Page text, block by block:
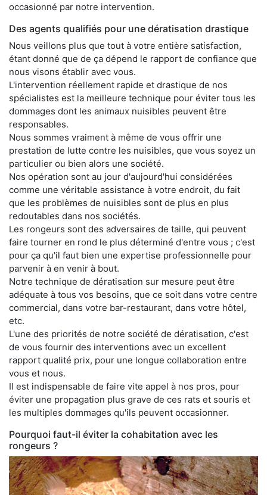
occasionné par notre intervention.
Des agents qualifiés pour une dératisation drastique
Nous veillons plus que tout à votre entière satisfaction,
étant donné que de ça dépend le rapport de confiance que
nous visons établir avec vous.
L'intervention réellement rapide et drastique de nos
spécialistes est la meilleure technique pour éviter tous les
dommages dont les animaux nuisibles peuvent être
responsables.
Nous sommes vraiment à même de vous offrir une
prestation de lutte contre les nuisibles, que vous soyez un
particulier ou bien alors une société.
Nos opération sont au jour d'aujourd'hui considérées
comme une véritable assistance à votre endroit, du fait
que les problèmes de nuisibles sont de plus en plus
redoutables dans nos sociétés.
Les rongeurs sont des adversaires de taille, qui peuvent
faire tourner en rond le plus déterminé d'entre vous ; c'est
pour ça qu'il faut bien une expertise professionnelle pour
parvenir à en venir à bout.
Notre technique de dératisation sur mesure peut être
adéquate à tous vos besoins, que ce soit dans votre centre
commercial, dans votre bar-restaurant, dans votre hôtel,
etc.
L'une des priorités de notre société de dératisation, c'est
de vous fournir des interventions avec un excellent
rapport qualité prix, pour une longue collaboration entre
vous et nous.
Il est indispensable de faire vite appel à nos pros, pour
éviter une propagation plus grave de ces rats et souris et
les multiples dommages qu'ils peuvent occasionner.
Pourquoi faut-il éviter la cohabitation avec les
rongeurs ?